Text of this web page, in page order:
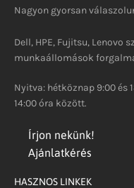
Nagyon gyorsan
Dell, HPE, Fujitsu, Lenovo
munkaállomások
Nyitva: hétköznap 9:00 és
14:00 óra között.
Írjon nekünk!
Ajánlatkérés
HASZNOS LINKEK